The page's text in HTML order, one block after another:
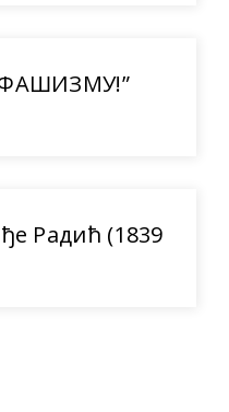
Радић (1839